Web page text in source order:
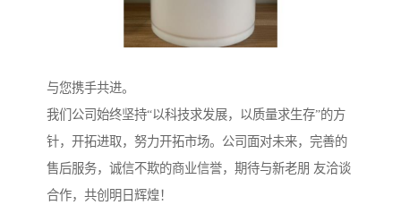
与您携手共进。
我们公司始终坚持“以科技求发展，以质量求生存”的方
针，开拓进取，努力开拓市场。公司面对未来，完善的
售后服务，诚信不欺的商业信誉，期待与新老朋 友洽谈
合作，共创明日辉煌！